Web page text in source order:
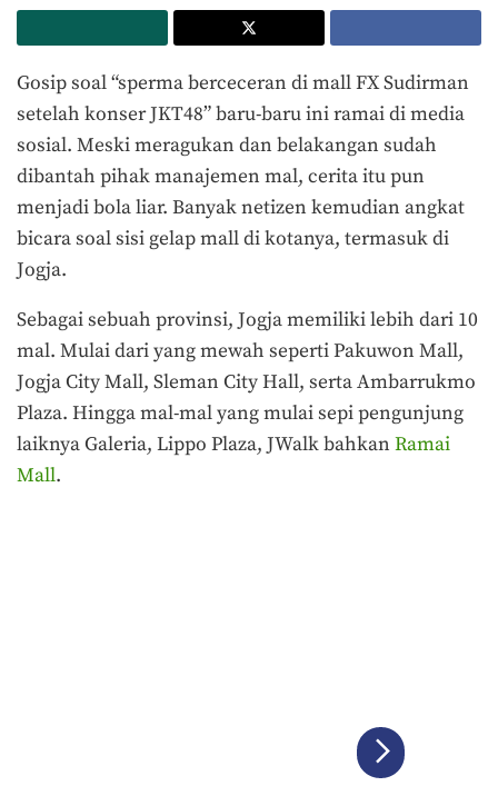
Gosip soal “sperma berceceran di mall FX Sudirman
setelah konser JKT48” baru-baru ini ramai di media
sosial. Meski meragukan dan belakangan sudah
dibantah pihak manajemen mal, cerita itu pun
menjadi bola liar. Banyak netizen kemudian angkat
bicara soal sisi gelap mall di kotanya, termasuk di
Jogja.
Sebagai sebuah provinsi, Jogja memiliki lebih dari 10
mal. Mulai dari yang mewah seperti Pakuwon Mall,
Jogja City Mall, Sleman City Hall, serta Ambarrukmo
Plaza. Hingga mal-mal yang mulai sepi pengunjung
laiknya Galeria, Lippo Plaza, JWalk bahkan Ramai
Mall.